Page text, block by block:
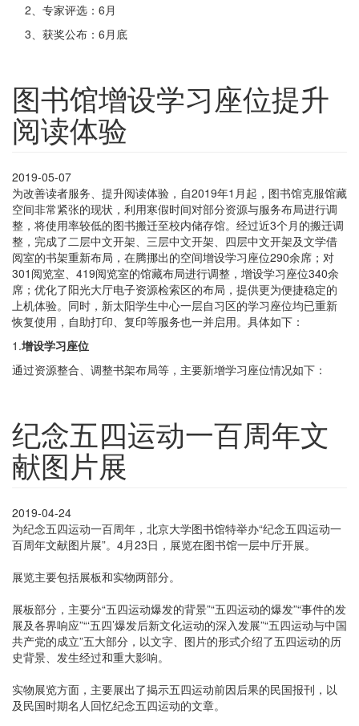
2、专家评选：6月
3、获奖公布：6月底
图书馆增设学习座位提升
阅读体验
2019-05-07
为改善读者服务、提升阅读体验，自2019年1月起，图书馆克服馆藏
空间非常紧张的现状，利用寒假时间对部分资源与服务布局进行调
整，将使用率较低的图书搬迁至校内储存馆。经过近3个月的搬迁调
整，完成了二层中文开架、三层中文开架、四层中文开架及文学借
阅室的书架重新布局，在腾挪出的空间增设学习座位290余席；对
301阅览室、419阅览室的馆藏布局进行调整，增设学习座位340余
席；优化了阳光大厅电子资源检索区的布局，提供更为便捷稳定的
上机体验。同时，新太阳学生中心一层自习区的学习座位均已重新
恢复使用，自助打印、复印等服务也一并启用。具体如下：
1.增设学习座位
通过资源整合、调整书架布局等，主要新增学习座位情况如下：
纪念五四运动一百周年文
献图片展
2019-04-24
为纪念五四运动一百周年，北京大学图书馆特举办“纪念五四运动一
百周年文献图片展”。4月23日，展览在图书馆一层中厅开展。
展览主要包括展板和实物两部分。
展板部分，主要分“五四运动爆发的背景”“五四运动的爆发”“事件的发
展及各界响应”“‘五四’爆发后新文化运动的深入发展”“五四运动与中国
共产党的成立”五大部分，以文字、图片的形式介绍了五四运动的历
史背景、发生经过和重大影响。
实物展览方面，主要展出了揭示五四运动前因后果的民国报刊，以
及民国时期名人回忆纪念五四运动的文章。